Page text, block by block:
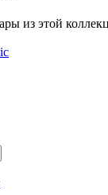
из этой